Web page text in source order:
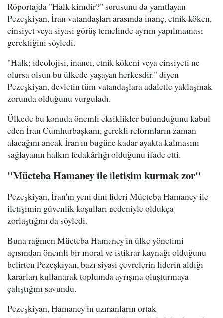
Röportajda "Halk kimdir?" sorusunu da yanıtlayan
Pezeşkiyan, İran vatandaşları arasında inanç, etnik köken,
cinsiyet veya siyasi görüş temelinde ayrım yapılmaması
gerektiğini söyledi.
"Halk; ideolojisi, inancı, etnik kökeni veya cinsiyeti ne
olursa olsun bu ülkede yaşayan herkesdir." diyen
Pezeşkiyan, devletin tüm vatandaşlara adaletle yaklaşmak
zorunda olduğunu vurguladı.
Ülkede bu konuda önemli eksiklikler bulunduğunu kabul
eden İran Cumhurbaşkanı, gerekli reformların zaman
alacağını ancak İran'ın bugüne kadar ayakta kalmasını
sağlayanın halkın fedakârlığı olduğunu ifade etti.
"Mücteba Hamaney ile iletişim kurmak zor"
Pezeşkiyan, İran'ın yeni dini lideri Mücteba Hamaney ile
iletişimin güvenlik koşulları nedeniyle oldukça
zorlaştığını da söyledi.
Buna rağmen Mücteba Hamaney'in ülke yönetimi
açısından önemli bir moral ve istikrar kaynağı olduğunu
belirten Pezeşkiyan, bazı siyasi çevrelerin liderin aldığı
kararları kullanarak toplumda ayrışma oluşturmaya
çalıştığını savundu.
Pezeşkiyan, Hamaney'in uzmanların ortak